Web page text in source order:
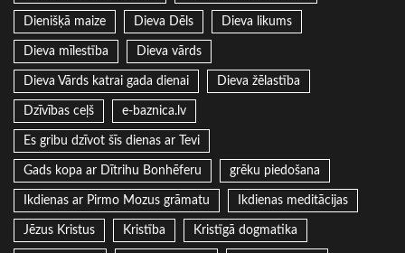
Dienišķā maize Dieva Dēls Dieva likums
Dieva mīlestība Dieva vārds
Dieva Vārds katrai gada dienai Dieva žēlastība
Dzīvības ceļš e-baznica.lv
Es gribu dzīvot šīs dienas ar Tevi
Gads kopa ar Dītrihu Bonhēferu grēku piedošana
Ikdienas ar Pirmo Mozus grāmatu Ikdienas meditācijas
Jēzus Kristus Kristība Kristīgā dogmatika